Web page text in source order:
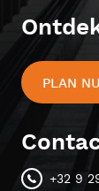
PLAN
+32 9